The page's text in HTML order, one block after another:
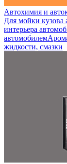
Автохимия и
Для мойки кузова
интерьера
автомобилем
жидкости, смазки